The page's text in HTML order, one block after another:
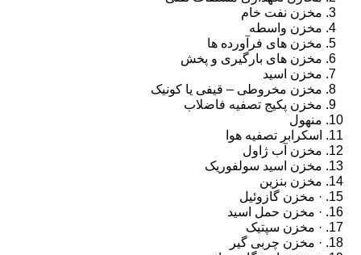
مخزن نفت خام
مخزن واسطه
مخزن های فرآورده ها
مخزن های بارگیری و پخش
مخزن اسید
مخزن مخروطی – قیفی یا کونیک
مخزن پکیج تصفیه فاضلاب
منهول
اسکرابر تصفیه هوا
مخزن آب ژاول
مخزن اسید سولفوریک
مخزن بنزین
· مخزن گازوئیل
· مخزن حمل اسید
· مخزن سپتیک
· مخزن چربی گیر